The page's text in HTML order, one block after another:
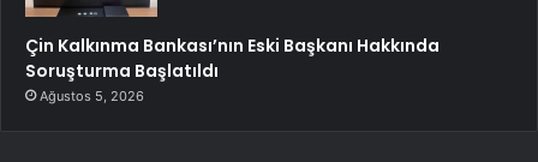
Çin Kalkınma Bankası’nın Eski Başkanı Hakkında
Soruşturma Başlatıldı
Ağustos 5, 2026